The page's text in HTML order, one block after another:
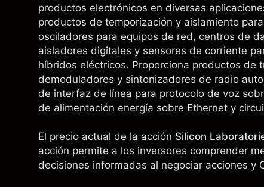
productos electrónicos en diversas
productos de temporización y aislamiento
osciladores para equipos de red, centros de
aisladores digitales y sensores de corriente
híbridos eléctricos. Proporciona productos de
demoduladores y sintonizadores de radio
de interfaz de línea para protocolo de voz
de alimentación energía sobre Ethernet y
El precio actual de la acción Silicon
acción permite a los inversores comprender
decisiones informadas al negociar acciones y